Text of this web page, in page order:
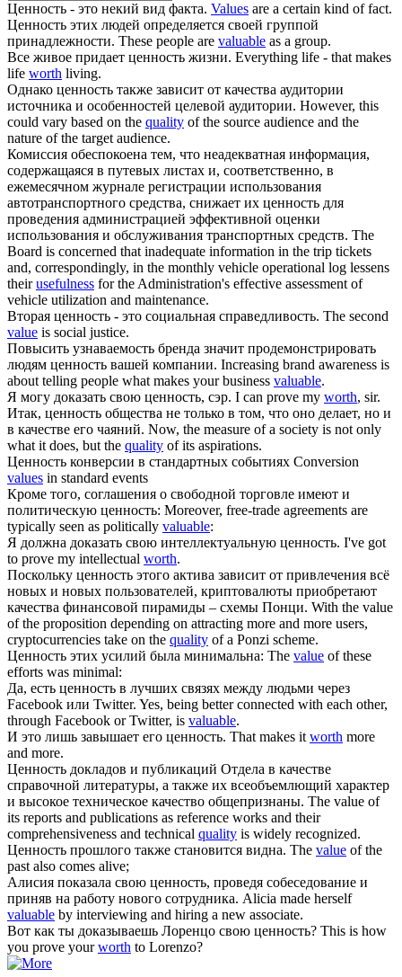
Ценность - это некий вид факта. Values are a certain kind of fact.
Ценность этих людей определяется своей группой
принадлежности. These people are valuable as a group.
Все живое придает ценность жизни. Everything life - that makes
life worth living.
Однако ценность также зависит от качества аудитории
источника и особенностей целевой аудитории. However, this
could vary based on the quality of the source audience and the
nature of the target audience.
Комиссия обеспокоена тем, что неадекватная информация,
содержащаяся в путевых листах и, соответственно, в
ежемесячном журнале регистрации использования
автотранспортного средства, снижает их ценность для
проведения администрацией эффективной оценки
использования и обслуживания транспортных средств. The
Board is concerned that inadequate information in the trip tickets
and, correspondingly, in the monthly vehicle operational log lessens
theirusefulness for the Administration's effective assessment of
vehicle utilization and maintenance.
Вторая ценность - это социальная справедливость. The second
value is social justice.
Повысить узнаваемость бренда значит продемонстрировать
людям ценность вашей компании. Increasing brand awareness is
about telling people what makes your business valuable.
Я могу доказать свою ценность, сэр. I can prove my worth, sir.
Итак, ценность общества не только в том, что оно делает, но и
в качестве его чаяний. Now, the measure of a society is not only
what it does, but the quality of its aspirations.
Ценность конверсии в стандартных событиях Conversion
values in standard events
Кроме того, соглашения о свободной торговле имеют и
политическую ценность: Moreover, free-trade agreements are
typically seen as politically valuable:
Я должна доказать свою интеллектуальную ценность. I've got
to prove my intellectual worth.
Поскольку ценность этого актива зависит от привлечения всё
новых и новых пользователей, криптовалюты приобретают
качества финансовой пирамиды – схемы Понци. With the value
of the proposition depending on attracting more and more users,
cryptocurrencies take on the quality of a Ponzi scheme.
Ценность этих усилий была минимальна: The value of these
efforts was minimal:
Да, есть ценность в лучших связях между людьми через
Facebook или Twitter. Yes, being better connected with each other,
through Facebook or Twitter, is valuable.
И это лишь завышает его ценность. That makes itworth more
and more.
Ценность докладов и публикаций Отдела в качестве
справочной литературы, а также их всеобъемлющий характер
и высокое техническое качество общепризнаны. The value of
its reports and publications as reference works and their
comprehensiveness and technical quality is widely recognized.
Ценность прошлого также становится видна. The value of the
past also comes alive;
Алисия показала свою ценность, проведя собеседование и
приняв на работу нового сотрудника. Alicia made herself
valuable by interviewing and hiring a new associate.
Вот как ты доказываешь Лоренцо свою ценность? This is how
you prove yourworth to Lorenzo?